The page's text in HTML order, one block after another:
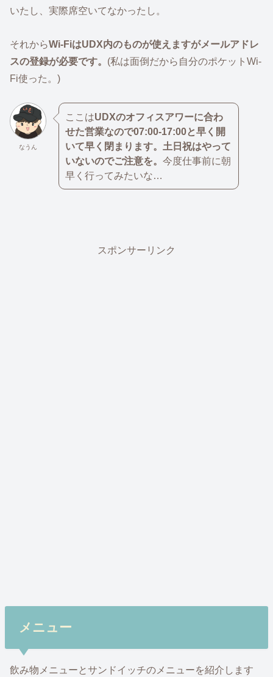
いたし、実際席空いてなかったし。
それからWi-FiはUDX内のものが使えますがメールアドレ
スの登録が必要です。 (私は面倒だから自分のポケットWi-
Fi使った。)
なうん
ここはUDXのオフィスアワーに合わ
せた営業なので07:00-17:00と早く開
いて早く閉まります。土日祝はやって
いないのでご注意を。今度仕事前に朝
早く行ってみたいな…
スポンサーリンク
メニュー
飲み物メニューとサンドイッチのメニューを紹介します